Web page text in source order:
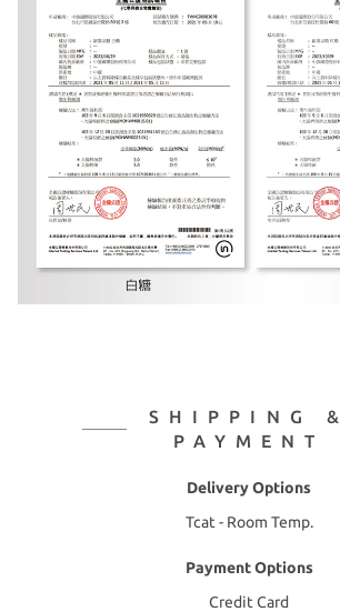
SHIPPING &
PAYMENT
Delivery Options
Tcat - Room Temp.
Payment Options
Credit Card